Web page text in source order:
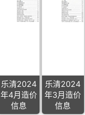
乐清2024
年4月造价
信息
乐清2024
年3月造价
信息